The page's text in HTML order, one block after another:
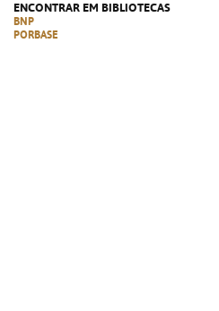
ENCONTRAR EM BIBLIOTECAS
BNP
PORBASE